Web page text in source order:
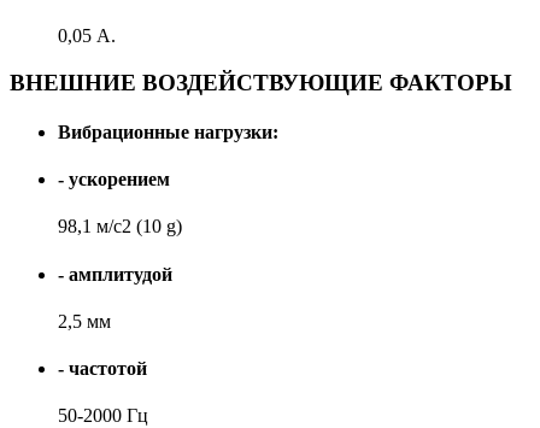
0,05 А.
ВНЕШНИЕ ВОЗДЕЙСТВУЮЩИЕ ФАКТОРЫ
Вибрационные нагрузки:
- ускорением
98,1 м/с2 (10 g)
- амплитудой
2,5 мм
- частотой
50-2000 Гц